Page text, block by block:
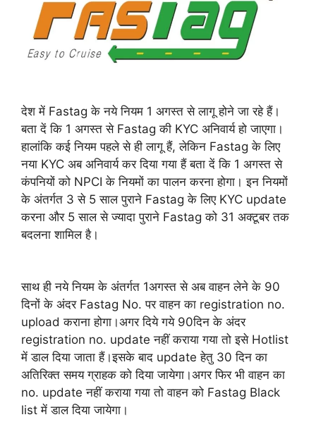
देश में Fastag के नये नियम 1 अगस्त से लागू होने जा रहे हैं।
बता दें कि 1 अगस्त से Fastag की KYC अनिवार्य हो जाएगा।
हालांकि कई नियम पहले से ही लागू हैं, लेकिन Fastag के लिए
नया KYC अब अनिवार्य कर दिया गया हैं बता दें कि 1 अगस्त से
कंपनियों को NPCI के नियमों का पालन करना होगा। इन नियमों
के अंतर्गत 3 से 5 साल पुराने Fastag के लिए KYC update
करना और 5 साल से ज्यादा पुराने Fastag को 31 अक्टूबर तक
बदलना शामिल है।
साथ ही नये नियम के अंतर्गत 1अगस्त से अब वाहन लेने के 90
दिनों के अंदर Fastag No. पर वाहन का registration no.
upload कराना होगा।अगर दिये गये 90दिन के अंदर
registration no. update नहीं कराया गया तो इसे Hotlist
में डाल दिया जाता हैं।इसके बाद update हेतु 30 दिन का
अतिरिक्त समय ग्राहक को दिया जायेगा।अगर फिर भी वाहन का
no. update नहीं कराया गया तो वाहन को Fastag Black
list में डाल दिया जायेगा।